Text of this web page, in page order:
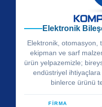
Elektronik
Elektronik, otomasyon,
ekipman ve sarf
ürün yelpazemizle;
endüstriyel
binlerce ürünü
FİRMA